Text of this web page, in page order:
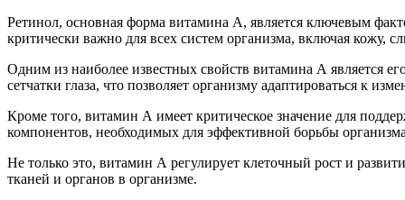
Ретинол, основная форма витамина А, является ключевым
критически важно для всех систем организма, включая
Одним из наиболее известных свойств витамина А является
сетчатки глаза, что позволяет организму адаптироваться к
Кроме того, витамин А имеет критическое значение для
компонентов, необходимых для эффективной борьбы
Не только это, витамин А регулирует клеточный рост и
тканей и органов в организме.